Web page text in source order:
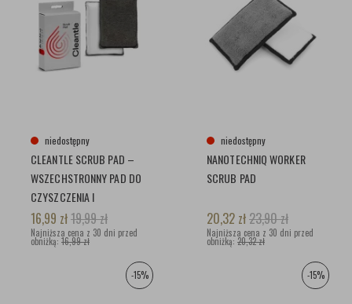
niedostępny
CLEANTLE SCRUB PAD –
WSZECHSTRONNY PAD DO
CZYSZCZENIA I
PIELĘGNACJI ELEMENTÓW
WNĘTRZA
16,99 zł19,99zł
Najniższa cena z 30 dni przed
obniżką: 16,99 zł
niedostępny
NANOTECHNIQ WORKER
SCRUB PAD
20,32 zł23,90zł
Najniższa cena z 30 dni przed
obniżką: 20,32 zł
-15% -15%